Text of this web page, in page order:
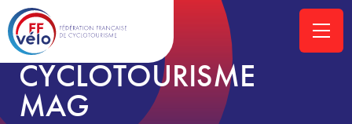
ACCUEIL» CYCLOTOURISME-MAG
CYCLOTOURISME
MAG